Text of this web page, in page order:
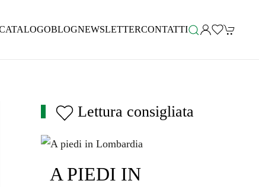
BLOGNEWSLETTERCONTATTI
Lettura consigliata
A PIEDI IN